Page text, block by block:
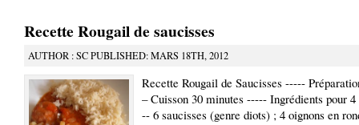
Recette Rougail de saucisses
AUTHOR : SC PUBLISHED: MARS 18TH, 2012
Recette Rougail de Saucisses -----
– Cuisson 30 minutes ----- Ingrédients pour 4
-- 6 saucisses (genre diots) ; 4 oignons en